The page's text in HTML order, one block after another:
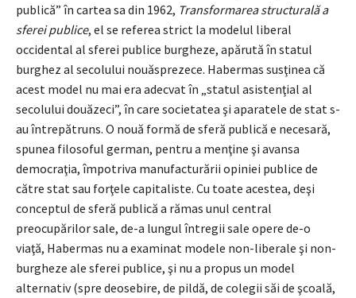
publică” în cartea sa din 1962, Transformarea structurală a
sferei publice, el se referea strict la modelul liberal
occidental al sferei publice burgheze, apărută în statul
burghez al secolului nouăsprezece. Habermas susţinea că
acest model nu mai era adecvat în „statul asistenţial al
secolului douăzeci”, în care societatea şi aparatele de stat s-
au întrepătruns. O nouă formă de sferă publică e necesară,
spunea filosoful german, pentru a menţine şi avansa
democraţia, împotriva manufacturării opiniei publice de
către stat sau forţele capitaliste. Cu toate acestea, deşi
conceptul de sferă publică a rămas unul central
preocupărilor sale, de-a lungul întregii sale opere de-o
viaţă, Habermas nu a examinat modele non-liberale şi non-
burgheze ale sferei publice, şi nu a propus un model
alternativ (spre deosebire, de pildă, de colegii săi de şcoală,